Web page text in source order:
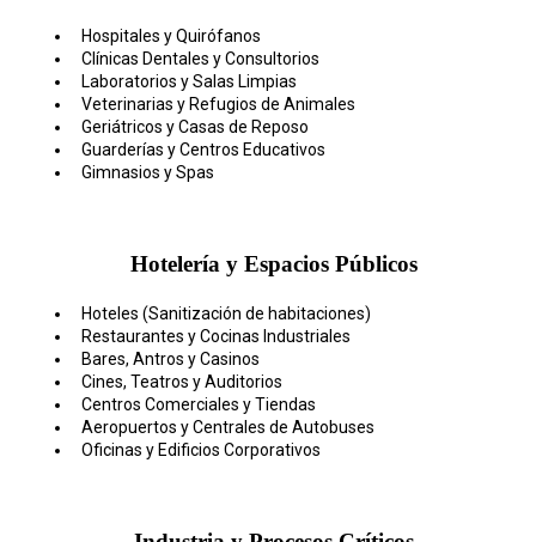
Hospitales y Quirófanos
Clínicas Dentales y Consultorios
Laboratorios y Salas Limpias
Veterinarias y Refugios de Animales
Geriátricos y Casas de Reposo
Guarderías y Centros Educativos
Gimnasios y Spas
Hotelería y Espacios Públicos
Hoteles (Sanitización de habitaciones)
Restaurantes y Cocinas Industriales
Bares, Antros y Casinos
Cines, Teatros y Auditorios
Centros Comerciales y Tiendas
Aeropuertos y Centrales de Autobuses
Oficinas y Edificios Corporativos